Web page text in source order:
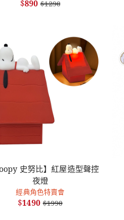
$890 $1290
史努比】紅屋造型聲控
夜燈
經典角色特賣會
$1490 $1990